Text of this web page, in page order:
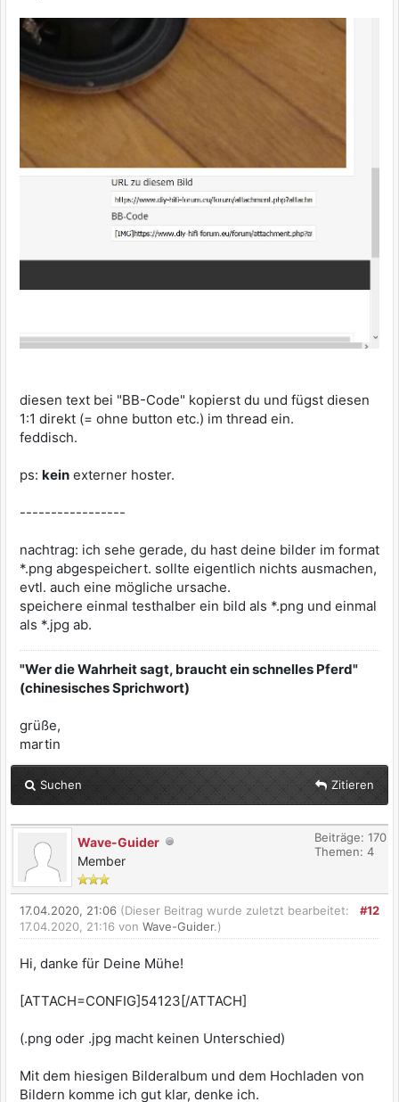
diesen text bei "BB-Code" kopierst du und fügst diesen
1:1 direkt (= ohne button etc.) im thread ein.
feddisch.
ps: kein externer hoster.
-----------------
nachtrag: ich sehe gerade, du hast deine bilder im format
*.png abgespeichert. sollte eigentlich nichts ausmachen,
evtl. auch eine mögliche ursache.
speichere einmal testhalber ein bild als *.png und einmal
als *.jpg ab.
"Wer die Wahrheit sagt, braucht ein schnelles Pferd"
(chinesisches Sprichwort)
grüße,
martin
Suchen Zitieren
Wave-Guider
Member
Beiträge: 170
Themen: 4
#12
17.04.2020, 21:06 (Dieser Beitrag wurde zuletzt bearbeitet:
17.04.2020, 21:16 von Wave-Guider.)
Hi, danke für Deine Mühe!
[ATTACH=CONFIG]54123[/ATTACH]
(.png oder .jpg macht keinen Unterschied)
Mit dem hiesigen Bilderalbum und dem Hochladen von
Bildern komme ich gut klar, denke ich.